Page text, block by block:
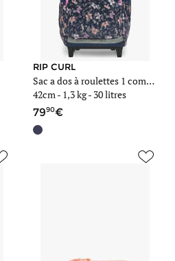
RIP CURL
Sac a dos à roulettes 1 compartiment
42cm - 1,3 kg- 30 litres
7990